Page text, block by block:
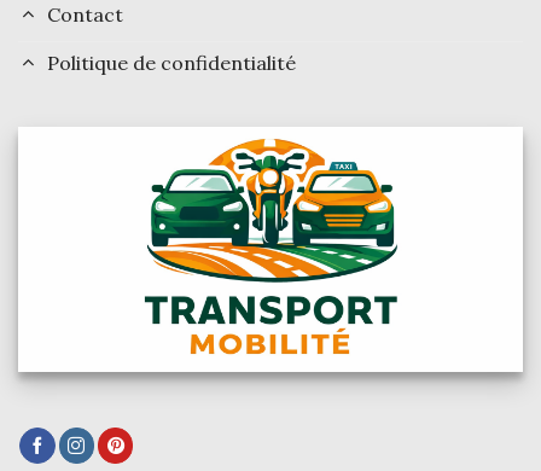
Contact
Politique de confidentialité